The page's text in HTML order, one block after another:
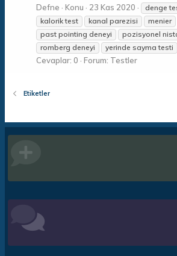
Defne
Konu 23 Kas 2020 denge
kalorik test
kanal parezisi menier
past pointing deneyi
pozisyonel
romberg deneyi
yerinde sayma testi
Cevaplar: 0 Forum: Testler
Etiketler